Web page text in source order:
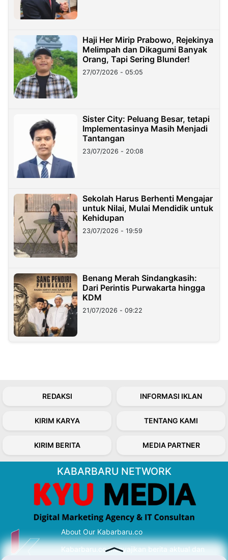
Haji Her Mirip Prabowo, Rejekinya
Melimpah dan Dikagumi Banyak
Orang, Tapi Sering Blunder!
27/07/2026 - 05:05
Sister City: Peluang Besar, tetapi
Implementasinya Masih Menjadi
Tantangan
23/07/2026 - 20:08
Sekolah Harus Berhenti Mengajar
untuk Nilai, Mulai Mendidik untuk
Kehidupan
23/07/2026 - 19:59
Benang Merah Sindangkasih:
Dari Perintis Purwakarta hingga
KDM
21/07/2026 - 09:22
REDAKSI INFORMASI IKLAN
KIRIM KARYA TENTANG KAMI
KIRIM BERITA MEDIA PARTNER
KABARBARU NETWORK
About Our Kabarbaru.co
Kabarbaru.co menyajikan berita aktual dan